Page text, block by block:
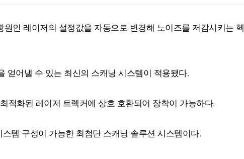
인 레이저의 설정값을 자동으로 변경해 노이즈를 저감시키는
얻어낼 수 있는 최신의 스캐닝 시스템이 적용됐다.
적화된 레이저 트렉커에 상호 호환되어 장착이 가능하다.
템 구성이 가능한 최첨단 스캐닝 솔루션 시스템이다.